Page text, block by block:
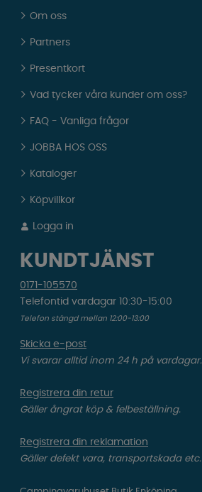
Om oss
Partners
Presentkort
Vad tycker våra kunder om oss?
FAQ - Vanliga frågor
JOBBA HOS OSS
Kataloger
Köpvillkor
Logga in
KUNDTJÄNST
0171-105570
Telefontid vardagar 10:30-15:00
Telefon stängd mellan 12:00-13:00
Skicka e-post
Vi svarar alltid inom 24 h på vardagar.
Registrera din retur
Gäller ångrat köp & felbeställning.
Registrera din reklamation
Gäller defekt vara, transportskada etc.